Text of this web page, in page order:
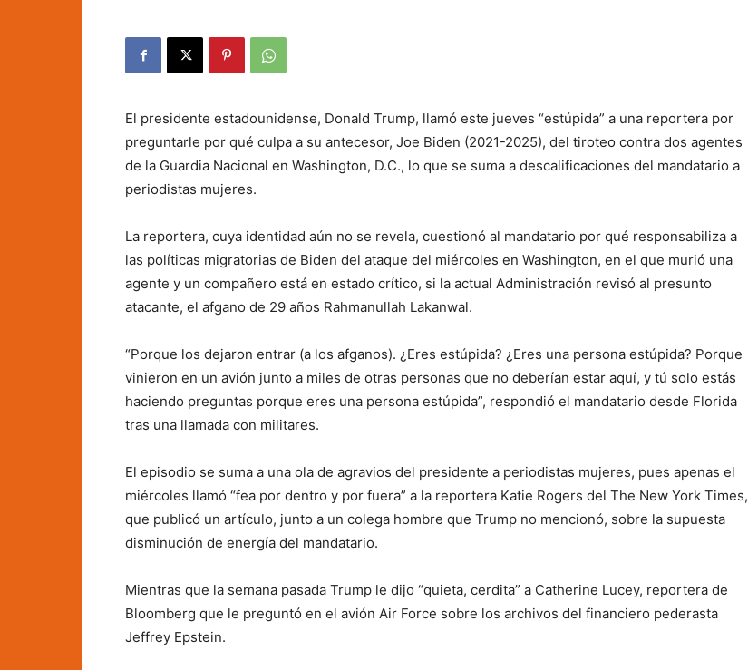
El presidente estadounidense, Donald Trump, llamó este jueves “estúpida” a una reportera por
preguntarle por qué culpa a su antecesor, Joe Biden (2021-2025), del tiroteo contra dos agentes
de la Guardia Nacional en Washington, D.C., lo que se suma a descalificaciones del mandatario a
periodistas mujeres.
La reportera, cuya identidad aún no se revela, cuestionó al mandatario por qué responsabiliza a
las políticas migratorias de Biden del ataque del miércoles en Washington, en el que murió una
agente y un compañero está en estado crítico, si la actual Administración revisó al presunto
atacante, el afgano de 29 años Rahmanullah Lakanwal.
“Porque los dejaron entrar (a los afganos). ¿Eres estúpida? ¿Eres una persona estúpida? Porque
vinieron en un avión junto a miles de otras personas que no deberían estar aquí, y tú solo estás
haciendo preguntas porque eres una persona estúpida”, respondió el mandatario desde Florida
tras una llamada con militares.
El episodio se suma a una ola de agravios del presidente a periodistas mujeres, pues apenas el
miércoles llamó “fea por dentro y por fuera” a la reportera Katie Rogers del The New York Times,
que publicó un artículo, junto a un colega hombre que Trump no mencionó, sobre la supuesta
disminución de energía del mandatario.
Mientras que la semana pasada Trump le dijo “quieta, cerdita” a Catherine Lucey, reportera de
Bloomberg que le preguntó en el avión Air Force sobre los archivos del financiero pederasta
Jeffrey Epstein.